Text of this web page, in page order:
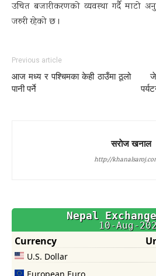
उचित बजारीकरणको व्यवस्था गर्दै माटो
जरुरी रहेको छ ।
Previous article
आज मध्य र पश्चिमका केही ठाउँमा ठूलो
पानी पर्ने
सराेज खनाल
http://